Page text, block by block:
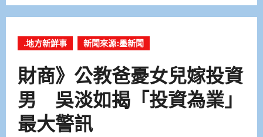
.地方新鮮事 新聞來源:墨新聞
財商》公教爸憂女兒嫁投資
男 吳淡如揭「投資為業」
最大警訊